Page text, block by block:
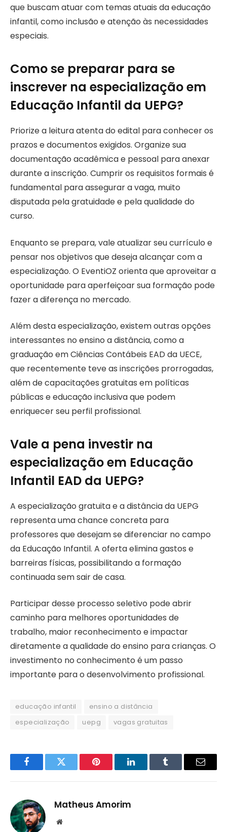
que buscam atuar com temas atuais da educação
infantil, como inclusão e atenção às necessidades
especiais.
Como se preparar para se
inscrever na especialização em
Educação Infantil da UEPG?
Priorize a leitura atenta do edital para conhecer os
prazos e documentos exigidos. Organize sua
documentação acadêmica e pessoal para anexar
durante a inscrição. Cumprir os requisitos formais é
fundamental para assegurar a vaga, muito
disputada pela gratuidade e pela qualidade do
curso.
Enquanto se prepara, vale atualizar seu currículo e
pensar nos objetivos que deseja alcançar com a
especialização. O EventiOZ orienta que aproveitar a
oportunidade para aperfeiçoar sua formação pode
fazer a diferença no mercado.
Além desta especialização, existem outras opções
interessantes no ensino a distância, como a
graduação em Ciências Contábeis EAD da UECE,
que recentemente teve as inscrições prorrogadas,
além de capacitações gratuitas em políticas
públicas e educação inclusiva que podem
enriquecer seu perfil profissional.
Vale a pena investir na
especialização em Educação
Infantil EAD da UEPG?
A especialização gratuita e a distância da UEPG
representa uma chance concreta para
professores que desejam se diferenciar no campo
da Educação Infantil. A oferta elimina gastos e
barreiras físicas, possibilitando a formação
continuada sem sair de casa.
Participar desse processo seletivo pode abrir
caminho para melhores oportunidades de
trabalho, maior reconhecimento e impactar
diretamente a qualidade do ensino para crianças. O
investimento no conhecimento é um passo
importante para o desenvolvimento profissional.
educação infantil
ensino a distância
especialização
uepg vagas gratuitas
FacebookTwitter Pinterest LinkedInTumblr Email
Matheus Amorim
Website